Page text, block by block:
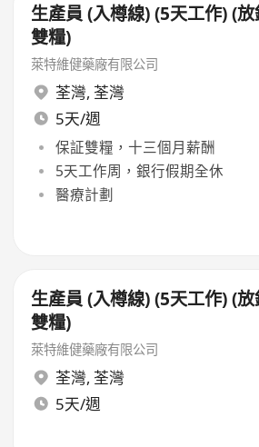
生產員 (入樽線) (5天工作) (
雙糧)
萊特維健藥廠有限公司
荃灣, 荃灣
5天/週
保証雙糧，十三個月薪酬
5天工作周，銀行假期全休
醫療計劃
生產員 (入樽線) (5天工作) (
雙糧)
萊特維健藥廠有限公司
荃灣, 荃灣
5天/週